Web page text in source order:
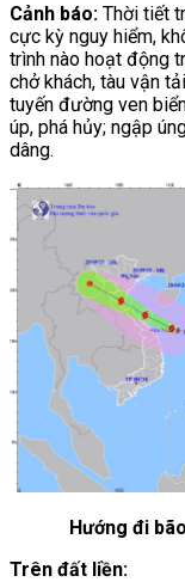
Cảnh báo: Thời tiết
cực kỳ nguy hiểm,
trình nào hoạt động
chở khách, tàu vận
tuyến đường ven
úp, phá hủy; ngập
dâng.
Hướng đi
Trên đất liền: